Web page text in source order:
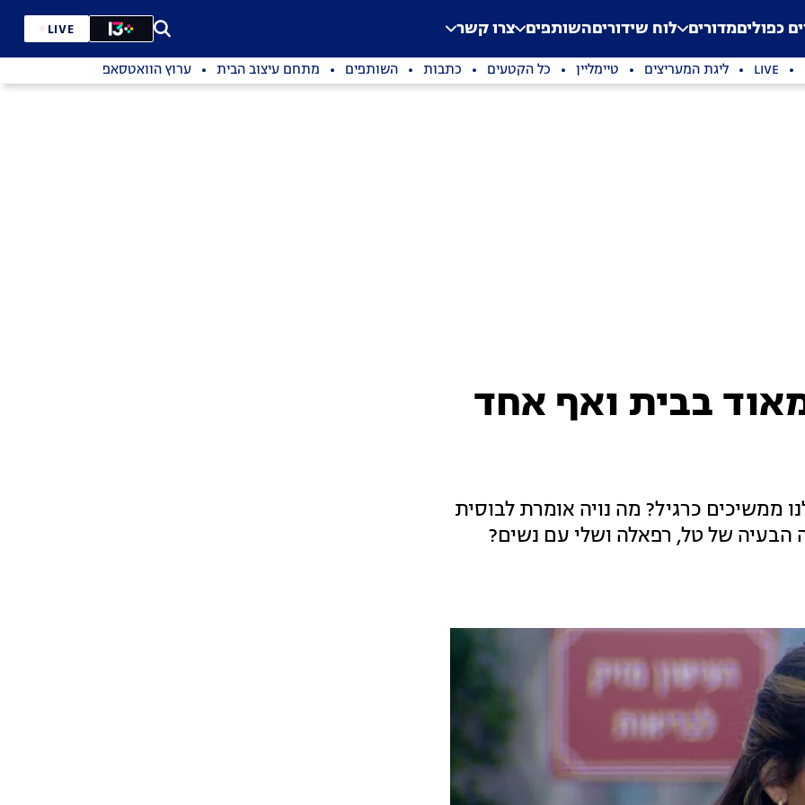
Application error: a
. כפוליםמדורים לוח שידוריםהשותפים צרו קשר LIVE
LIVE ליגת המעריצים טיימליין כל הקטעים כתבות השותפים מתחם עיצוב הבית ערוץ הוואטסאפ
בבית ואף אחד
ממשיכים כרגיל? מה נויה אומרת לבוסית
של טל, רפאלה ושלי עם נשים?